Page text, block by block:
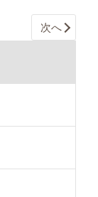
次へ